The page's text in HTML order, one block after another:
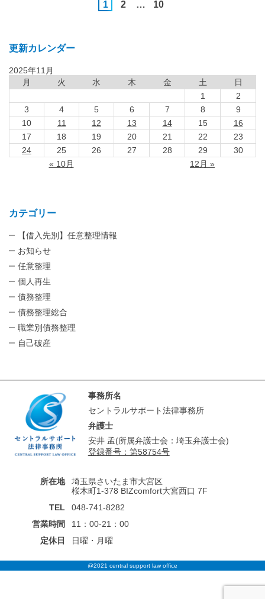
1 2 … 10
更新カレンダー
2025年11月
月
火 水 木 金 土 日
« 10月 12月 »
1
2
3
4 5 6 7 8
9
10
11 12 13 14 15
16
17
18 19 20 21 22
23
24
25 26 27 28 29 30
カテゴリー
【借入先別】任意整理情報
お知らせ
任意整理
個人再生
債務整理
債務整理総合
職業別債務整理
自己破産
事務所名
セントラルサポート法律事務所
弁護士
安井 孟(所属弁護士会：埼玉弁護士会)
登録番号：第58754号
所在地
埼玉県さいたま市大宮区
桜木町1-378 BIZcomfort大宮西口 7F
TEL
048-741-8282
営業時間
11：00-21：00
定休日
日曜・月曜
@2021 central support law office